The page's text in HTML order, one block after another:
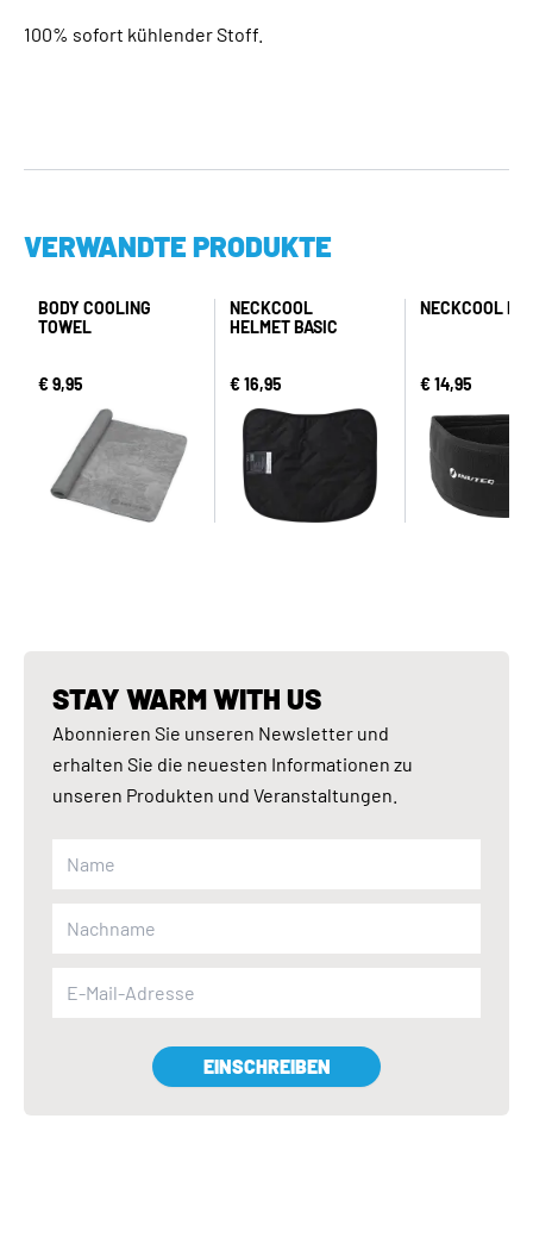
100% sofort kühlender Stoff.
VERWANDTE PRODUKTE
BODY COOLING
TOWEL
€ 9,95
NECKCOOL
HELMET BASIC
€ 16,95
NECKCOOL
€ 14,95
STAY WARM WITH US
Abonnieren Sie unseren Newsletter und
erhalten Sie die neuesten Informationen zu
unseren Produkten und Veranstaltungen.
EINSCHREIBEN